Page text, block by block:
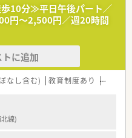
需している地域密着型の店舗で
常にゆとりがあるため、一人ひ
けて丁寧に向き合うことが可能
体制で運営されており、スタッ
滑に日々の業務を進めていま
間でし募集をかけており、未経験
場復帰も全面的に支援いたしま
歩10分≫平日午後パート／
円～2,500円／週20時間
に追加
なし含む) 教育制度あり 大手チ
線)